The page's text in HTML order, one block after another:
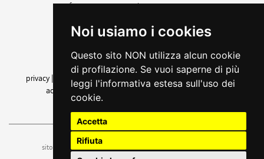
Noi usiamo i cookies
Questo sito NON utilizza alcun cookie
di profilazione. Se vuoi saperne di più
leggi l'informativa estesa sull'uso dei
cookie.
Accetta
Rifiuta
c.f. 80014930327; p.iva 00526040324
+39 040 3771111
amministrazione trasparente
privacy
cookie |note legali accessibilità
dichiarazione di
accessibilità| feedback
cambio preferenze cookie
sito a cura dell'ufficio stampa e comunicazione